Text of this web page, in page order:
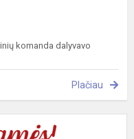
komanda dalyvavo
Plačiau